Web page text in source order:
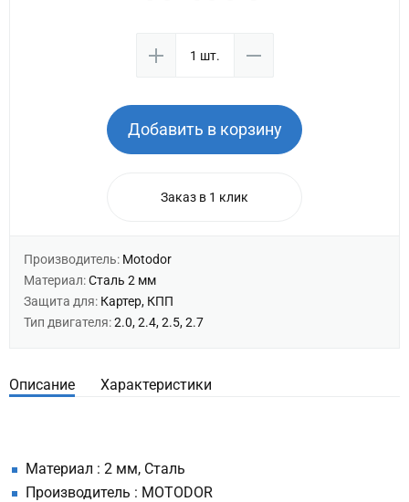
Добавить в корзину
Заказ в 1 клик
Производитель: Motodor
Материал:Сталь 2 мм
Защита для: Картер, КПП
Тип двигателя:2.0, 2.4, 2.5, 2.7
Описание Характеристики
Материал : 2 мм, Сталь
Производитель : MOTODOR